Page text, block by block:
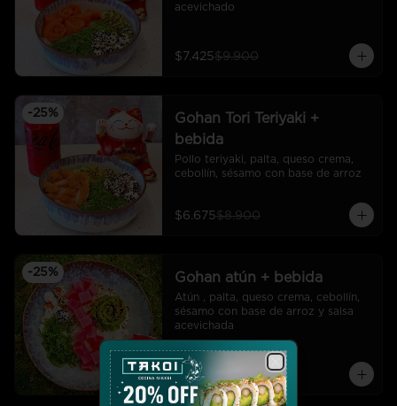
acevichado
$7.425$9.900
-25%
Gohan Tori Teriyaki +
bebida
Pollo teriyaki, palta, queso crema,
cebollín, sésamo con base de arroz
$6.675$8.900
-25% Gohan atún + bebida
Atún , palta, queso crema, cebollín,
sésamo con base de arroz y salsa
acevichada
$7.425 $9.900 Close